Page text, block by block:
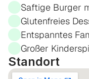
Saftige Burger
Glutenfreies
Entspanntes
Großer
Standort